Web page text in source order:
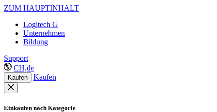
ZUM HAUPTINHALT
Logitech G
Unternehmen
Bildung
Support
CH,de
Kaufen Kaufen
Einkaufen nach Kategorie